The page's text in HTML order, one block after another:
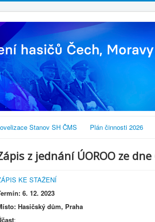
Stanov SH ČMS Plán činnosti 2026
z jednání ÚOROO ze
KE STAŽENÍ
6. 12. 2023
Hasičský dům, Praha
: